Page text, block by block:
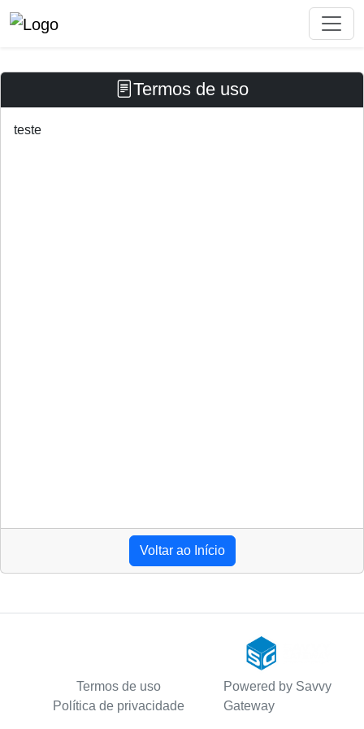
Termos de uso
teste
Voltar ao Início
Termos de uso
Política de privacidade
Powered by Savvy
Gateway